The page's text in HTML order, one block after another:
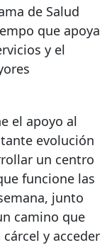
de Salud
que apoya
y el
el apoyo al
evolución
un centro
funcione las
junto
camino que
y acceder